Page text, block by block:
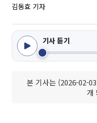
김동효 기자
기사 듣기
본 기사는 (2026-02-
개